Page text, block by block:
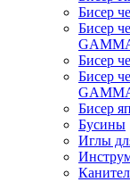
Бисер
Бисер
Бисер
Бисер
Бисер
Бусины
Иглы